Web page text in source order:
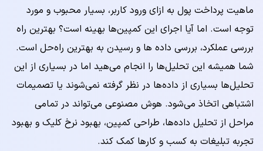
ماهیت پرداخت پول به ازای ورود کاربر، بسیار محبوب و مورد
توجه است. اما آیا اجرای این کمپین‌ها بهینه است؟ بهترین راه
بررسی عملکرد، بررسی داده ها و رسیدن به بهترین راه‌حل است.
شما همیشه این تحلیل‌ها را انجام می‌هید اما در بسیاری از این
تحلیل‌ها بسیاری از داده‌ها در نظر گرفته نمی‌شوند یا تصمیمات
اشتباهی اتخاذ می‌شود. هوش مصنوعی می‌تواند در تمامی
مراحل از تحلیل داده‌ها، طراحی کمپین، بهبود نرخ کلیک و بهبود
تجربه تبلیغات به کسب و کارها کمک کند.